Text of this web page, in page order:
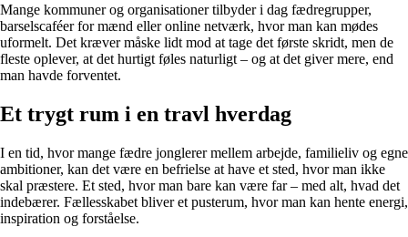
Mange kommuner og organisationer tilbyder i dag fædregrupper,
barselscaféer for mænd eller online netværk, hvor man kan mødes
uformelt. Det kræver måske lidt mod at tage det første skridt, men de
fleste oplever, at det hurtigt føles naturligt – og at det giver mere, end
man havde forventet.
Et trygt rum i en travl hverdag
I en tid, hvor mange fædre jonglerer mellem arbejde, familieliv og egne
ambitioner, kan det være en befrielse at have et sted, hvor man ikke
skal præstere. Et sted, hvor man bare kan være far – med alt, hvad det
indebærer. Fællesskabet bliver et pusterum, hvor man kan hente energi,
inspiration og forståelse.